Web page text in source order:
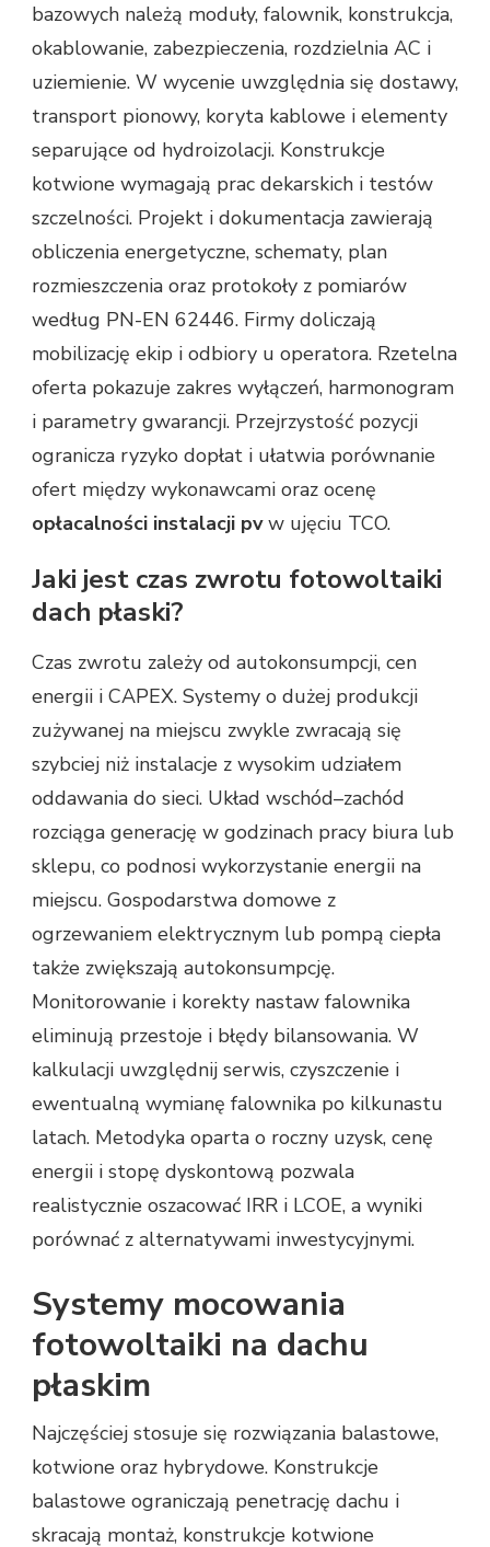
bazowych należą moduły, falownik, konstrukcja,
okablowanie, zabezpieczenia, rozdzielnia AC i
uziemienie. W wycenie uwzględnia się dostawy,
transport pionowy, koryta kablowe i elementy
separujące od hydroizolacji. Konstrukcje
kotwione wymagają prac dekarskich i testów
szczelności. Projekt i dokumentacja zawierają
obliczenia energetyczne, schematy, plan
rozmieszczenia oraz protokoły z pomiarów
według PN-EN 62446. Firmy doliczają
mobilizację ekip i odbiory u operatora. Rzetelna
oferta pokazuje zakres wyłączeń, harmonogram
i parametry gwarancji. Przejrzystość pozycji
ogranicza ryzyko dopłat i ułatwia porównanie
ofert między wykonawcami oraz ocenę
opłacalności instalacji pvw ujęciu TCO.
Jaki jest czas zwrotu fotowoltaiki
dach płaski?
Czas zwrotu zależy od autokonsumpcji, cen
energii i CAPEX. Systemy o dużej produkcji
zużywanej na miejscu zwykle zwracają się
szybciej niż instalacje z wysokim udziałem
oddawania do sieci. Układ wschód–zachód
rozciąga generację w godzinach pracy biura lub
sklepu, co podnosi wykorzystanie energii na
miejscu. Gospodarstwa domowe z
ogrzewaniem elektrycznym lub pompą ciepła
także zwiększają autokonsumpcję.
Monitorowanie i korekty nastaw falownika
eliminują przestoje i błędy bilansowania. W
kalkulacji uwzględnij serwis, czyszczenie i
ewentualną wymianę falownika po kilkunastu
latach. Metodyka oparta o roczny uzysk, cenę
energii i stopę dyskontową pozwala
realistycznie oszacować IRR i LCOE, a wyniki
porównać z alternatywami inwestycyjnymi.
Systemy mocowania
fotowoltaiki na dachu
płaskim
Najczęściej stosuje się rozwiązania balastowe,
kotwione oraz hybrydowe. Konstrukcje
balastowe ograniczają penetrację dachu i
skracają montaż, konstrukcje kotwione